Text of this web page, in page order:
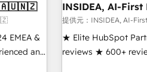
total
Point Success Media. - Expert deployment of Breeze AI
custom agents to automate
platform
expertise. - A team of 250+ experts dedicated to your
EMEA &
and
INSIDEA, AI-
提供元：INSIDEA, AI-
★ Elite HubSpot
reviews ★ 600+